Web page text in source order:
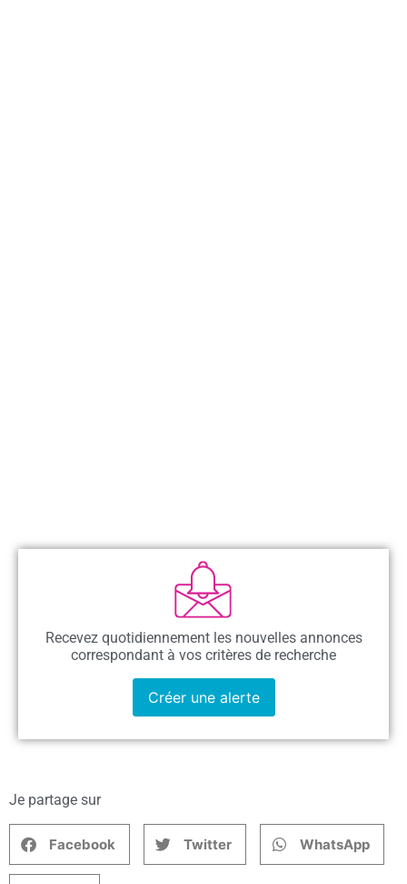
Recevez quotidiennement les nouvelles annonces
correspondant à vos critères de recherche
Créer une alerte
Je partage sur
Facebook Twitter WhatsApp